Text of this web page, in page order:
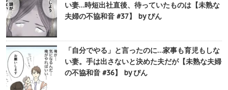
い妻…時短出社直後、待っていたものは【未熟な
夫婦の不協和音 #37】 by ぴん
「自分でやる」と言ったのに…家事も育児もしな
い妻。手は出さないと決めた夫だが【未熟な夫婦
の不協和音 #36】 by ぴん